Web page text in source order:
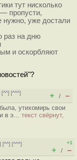
тут нисколько
— пропусти,
нужно, уже достали
раз на дню
и оскорбляют
[^^] [^^^]
+ / –
утихомирь свои
в э... текст свёрнут,
] [^^] [^^^]
+1
+ / –